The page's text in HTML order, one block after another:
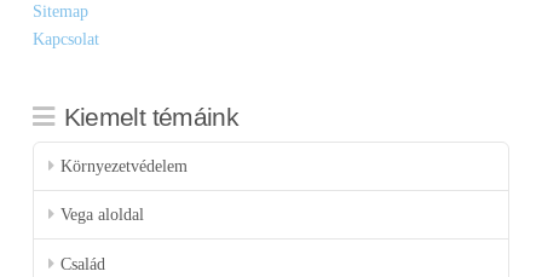
Sitemap
Kapcsolat
Kiemelt témáink
Környezetvédelem
Vega aloldal
Család